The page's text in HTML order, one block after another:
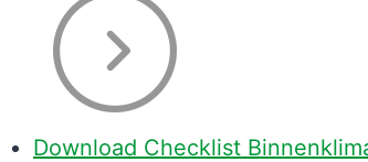
Download Checklist